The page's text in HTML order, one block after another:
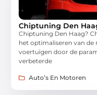
Chiptuning Den
Chiptuning Den Haag?
het optimaliseren van
voertuigen door de
verbeterde
Auto’s En Motoren